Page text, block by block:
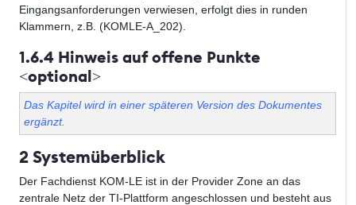
Eingangsanforderungen verwiesen, erfolgt dies in runden
Klammern, z.B. (KOMLE-A_202).
1.6.4 Hinweis auf offene Punkte
<optional>
Das Kapitel wird in einer späteren Version des Dokumentes
ergänzt.
2 Systemüberblick
Der Fachdienst KOM-LE ist in der Provider Zone an das
zentrale Netz der TI-Plattform angeschlossen und besteht aus